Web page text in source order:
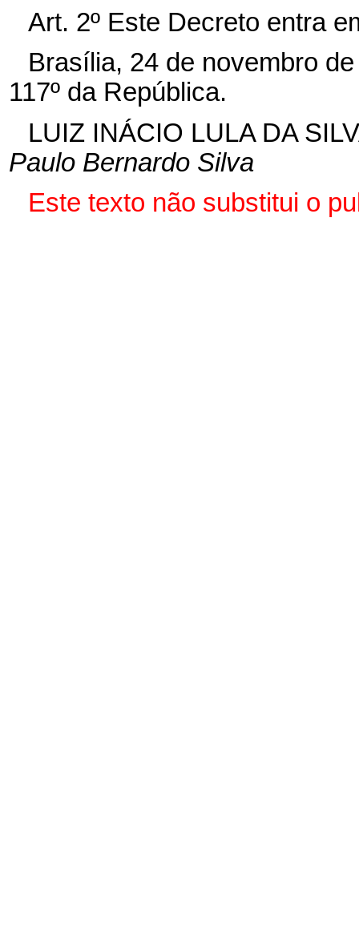
Art. 2º Este Decreto entra
Brasília, 24 de novembro
117º da República.
LUIZ INÁCIO LULA DA
Paulo Bernardo Silva
Este texto não substitui o